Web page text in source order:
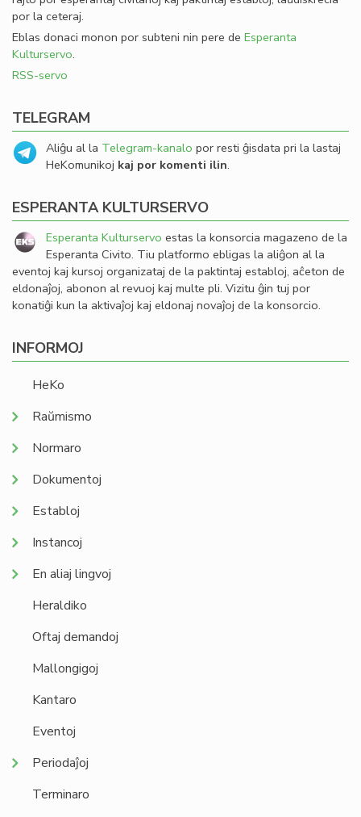
por la ceteraj.
Eblas donaci monon por subteni nin pere de Esperanta
Kulturservo.
RSS-servo
TELEGRAM
Aliĝu al la Telegram-kanalo por resti ĝisdata pri la lastaj
HeKomunikoj kaj por komenti ilin.
ESPERANTA KULTURSERVO
Esperanta Kulturservo estas la konsorcia magazeno de la
Esperanta Civito. Tiu platformo ebligas la aliĝon al la
eventoj kaj kursoj organizataj de la paktintaj establoj, aĉeton de
eldonaĵoj, abonon al revuoj kaj multe pli. Vizitu ĝin tuj por
konatiĝi kun la aktivaĵoj kaj eldonaj novaĵoj de la konsorcio.
INFORMOJ
HeKo
Raŭmismo
Normaro
Dokumentoj
Establoj
Instancoj
En aliaj lingvoj
Heraldiko
Oftaj demandoj
Mallongigoj
Kantaro
Eventoj
Periodaĵoj
Terminaro